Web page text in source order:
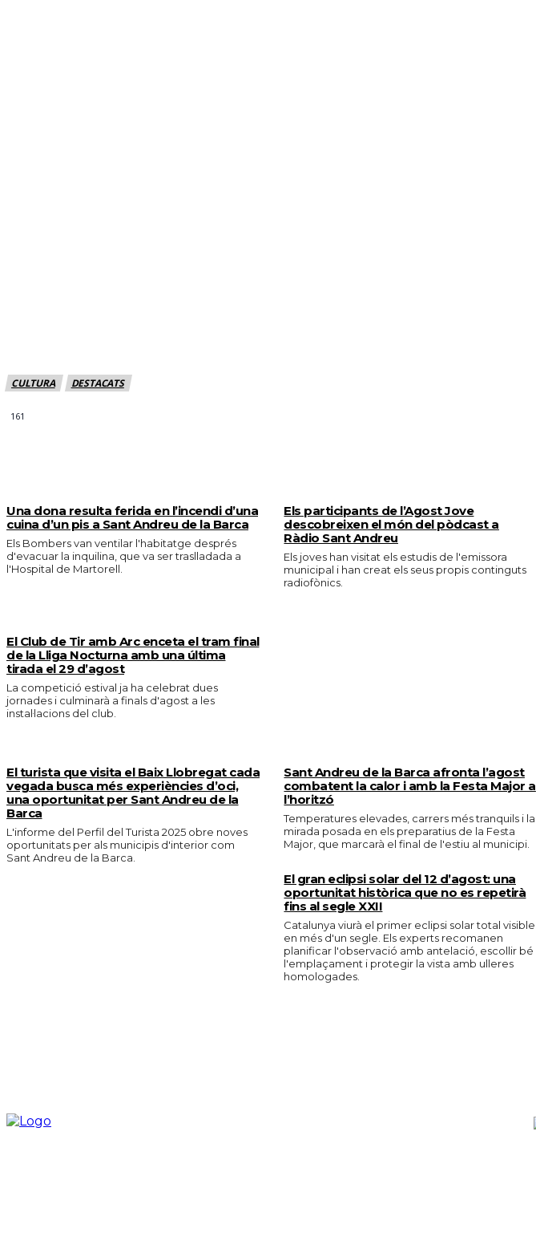
CULTURA DESTACATS
161
Una dona resulta ferida en l’incendi d’una
cuina d’un pis a Sant Andreu de la Barca
Els Bombers van ventilar l'habitatge després
d'evacuar la inquilina, que va ser traslladada a
l'Hospital de Martorell.
Els participants de l’Agost Jove
descobreixen el món del pòdcast a
Ràdio Sant Andreu
Els joves han visitat els estudis de l'emissora
municipal i han creat els seus propis continguts
radiofònics.
El Club de Tir amb Arc enceta el tram final
de la Lliga Nocturna amb una última
tirada el 29 d’agost
La competició estival ja ha celebrat dues
jornades i culminarà a finals d'agost a les
instal·lacions del club.
El turista que visita el Baix Llobregat cada
vegada busca més experiències d’oci,
una oportunitat per Sant Andreu de la
Barca
L'informe del Perfil del Turista 2025 obre noves
oportunitats per als municipis d'interior com
Sant Andreu de la Barca.
Sant Andreu de la Barca afronta l’agost
combatent la calor i amb la Festa Major a
l’horitzó
Temperatures elevades, carrers més tranquils i la
mirada posada en els preparatius de la Festa
Major, que marcarà el final de l'estiu al municipi.
El gran eclipsi solar del 12 d’agost: una
oportunitat històrica que no es repetirà
fins al segle XXII
Catalunya viurà el primer eclipsi solar total visible
en més d'un segle. Els experts recomanen
planificar l'observació amb antelació, escollir bé
l'emplaçament i protegir la vista amb ulleres
homologades.